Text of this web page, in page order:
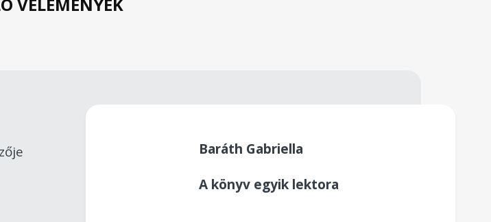
Baráth Gabriella
A könyv egyik lektora